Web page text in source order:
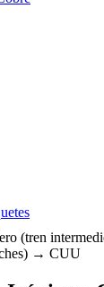
(tren
→ CUU